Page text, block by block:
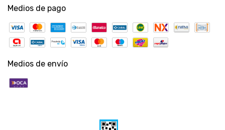
Medios de pago
Medios de envío